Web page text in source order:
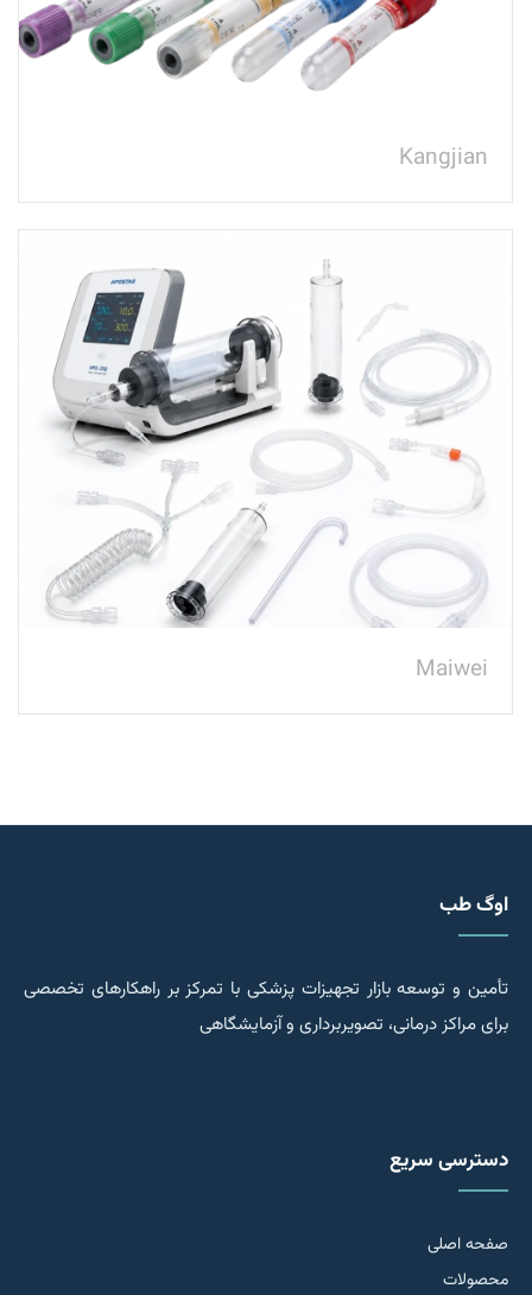
Kangjian
Maiwei
اوگ طب
تأمین و توسعه بازار تجهیزات پزشکی با تمرکز بر راهکارهای تخصصی
برای مراکز درمانی، تصویربرداری و آزمایشگاهی
دسترسی سریع
صفحه اصلی
محصولات